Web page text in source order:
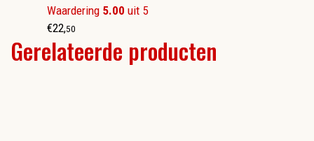
Waardering 5.00 uit 5
€22,50
Gerelateerde producten